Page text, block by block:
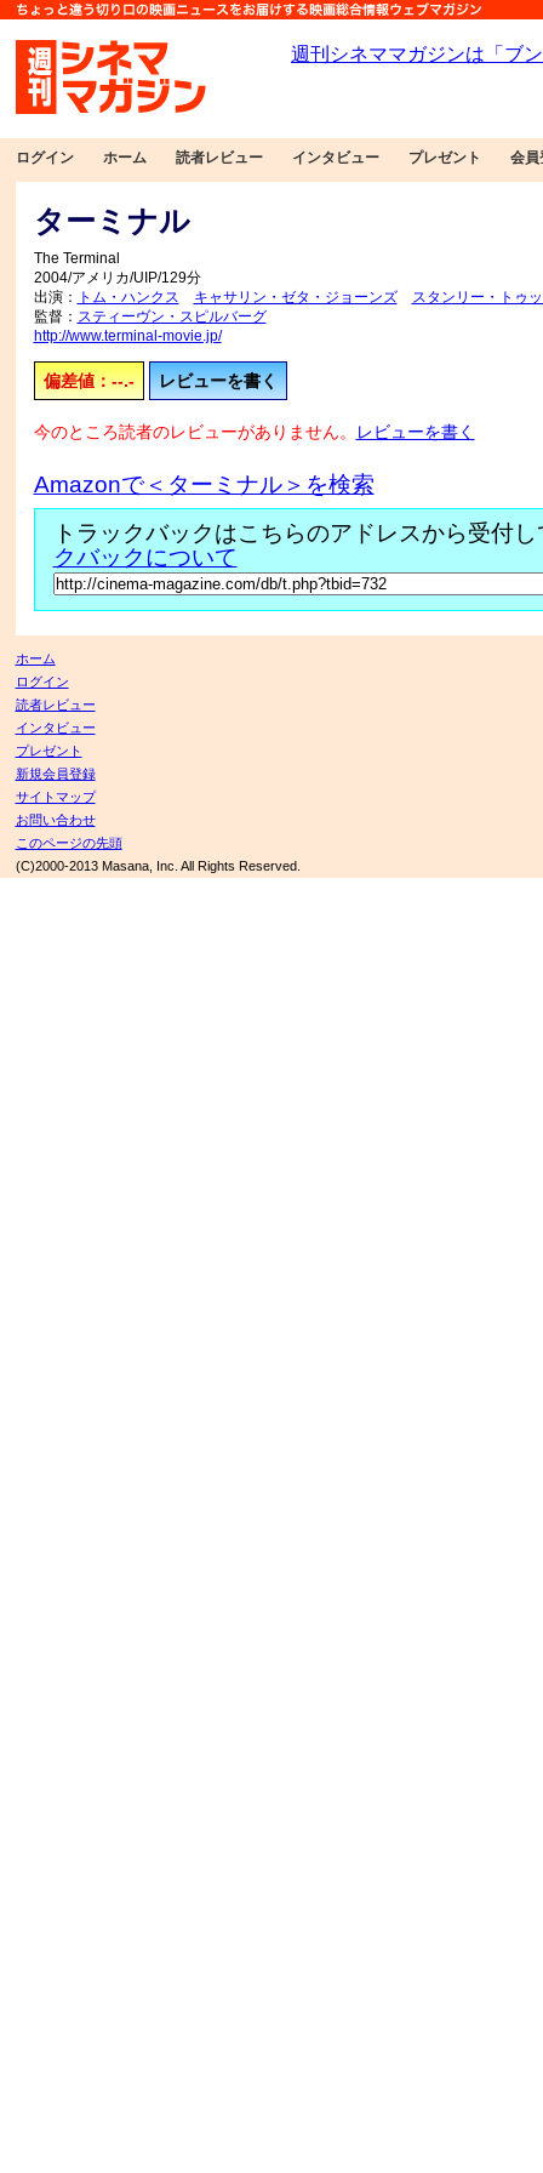
ログイン ホーム 読者レビュー インタビュー プレゼント 会員
ターミナル
The Terminal
2004/アメリカ/UIP/129分
出演：
トム・ハンクス キャサリン・ゼタ・ジョーンズ
スタンリー・トゥ
監督： スティーヴン・スピルバーグ
http://www.terminal-movie.jp/
偏差値：--.- レビューを書く
今のところ読者のレビューがありません。 レビューを書く
Amazonで＜ターミナル＞を検索
トラックバックはこちらのアドレスから受付
クバックについて
ホーム
ログイン
読者レビュー
インタビュー
プレゼント
新規会員登録
サイトマップ
お問い合わせ
このページの先頭
(C)2000-2013 Masana, Inc. All Rights Reserved.